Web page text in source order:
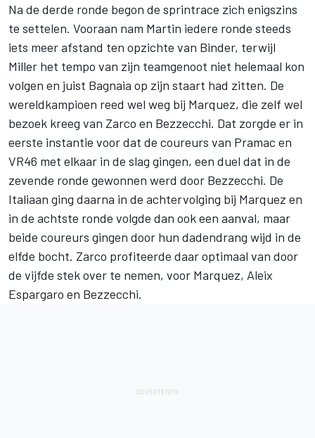
Na de derde ronde begon de sprintrace zich enigszins
te settelen. Vooraan nam Martin iedere ronde steeds
iets meer afstand ten opzichte van Binder, terwijl
Miller het tempo van zijn teamgenoot niet helemaal kon
volgen en juist Bagnaia op zijn staart had zitten. De
wereldkampioen reed wel weg bij Marquez, die zelf wel
bezoek kreeg van Zarco en Bezzecchi. Dat zorgde er in
eerste instantie voor dat de coureurs van Pramac en
VR46 met elkaar in de slag gingen, een duel dat in de
zevende ronde gewonnen werd door Bezzecchi. De
Italiaan ging daarna in de achtervolging bij Marquez en
in de achtste ronde volgde dan ook een aanval, maar
beide coureurs gingen door hun dadendrang wijd in de
elfde bocht. Zarco profiteerde daar optimaal van door
de vijfde stek over te nemen, voor Marquez, Aleix
Espargaro en Bezzecchi.